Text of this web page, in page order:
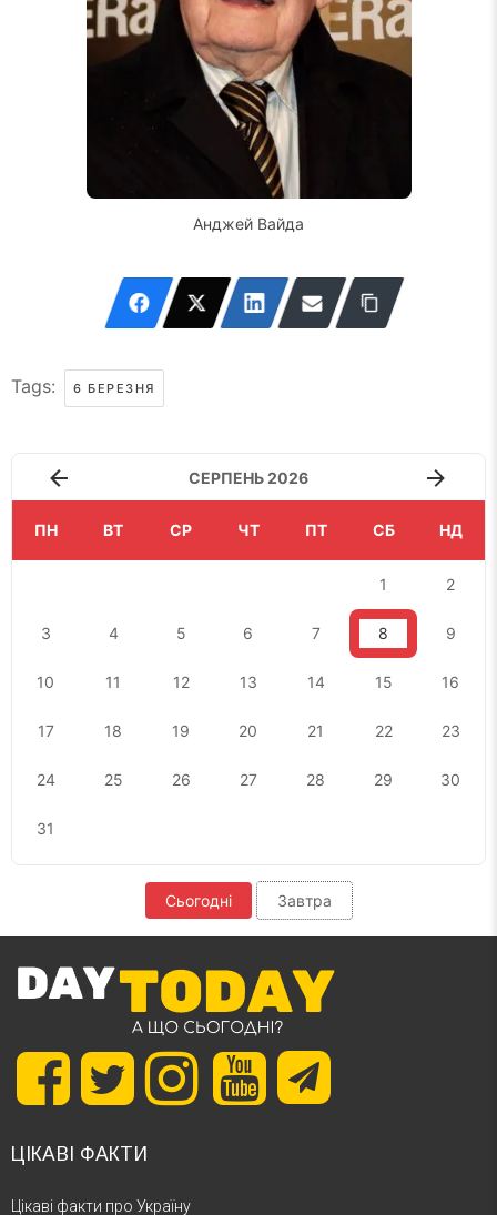
Анджей Вайда
Tags: 6 БЕРЕЗНЯ
СЕРПЕНЬ 2026
ПН ВТ СР ЧТ ПТ СБ НД
1 2
3 4 5 6 7 8 9
10 11 12 13 14 15 16
17 18 19 20 21 22 23
24 25 26 27 28 29 30
31
Сьогодні Завтра
ЦІКАВІ ФАКТИ
Цікаві факти про Україну